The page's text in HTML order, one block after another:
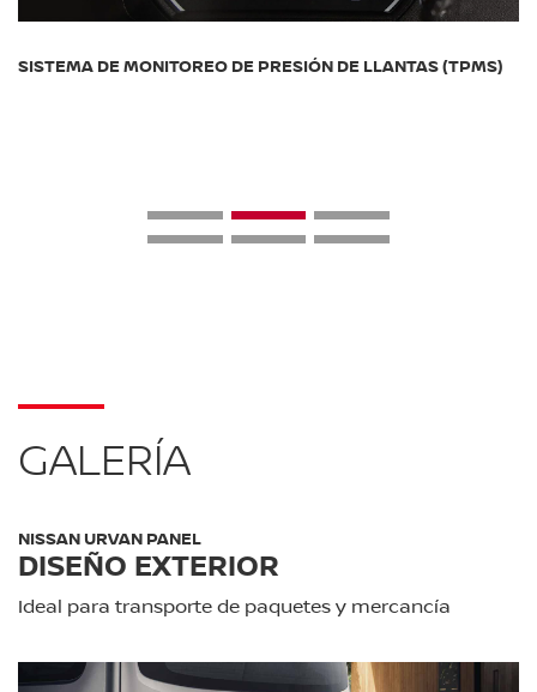
SISTEMA DE MONITOREO DE PRESIÓN DE LLANTAS (TPMS)
GALERÍA
NISSAN URVAN PANEL
DISEÑO EXTERIOR
Ideal para transporte de paquetes y mercancía